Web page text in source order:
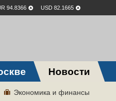
94.8366 USD 82.1665
Новости
Экономика и финансы